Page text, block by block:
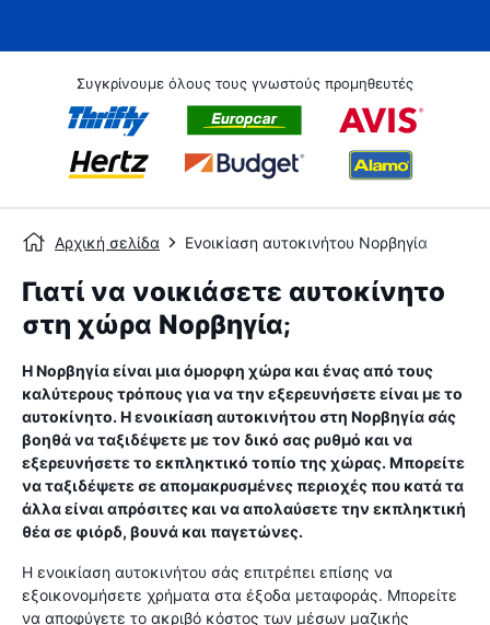
Συγκρίνουμε όλους τους γνωστούς προμηθευτές
Αρχική σελίδα Ενοικίαση αυτοκινήτου Νορβηγία
Γιατί να νοικιάσετε αυτοκίνητο
στη χώρα Νορβηγία;
Η Νορβηγία είναι μια όμορφη χώρα και ένας από τους
καλύτερους τρόπους για να την εξερευνήσετε είναι με το
αυτοκίνητο. Η ενοικίαση αυτοκινήτου στη Νορβηγία σάς
βοηθά να ταξιδέψετε με τον δικό σας ρυθμό και να
εξερευνήσετε το εκπληκτικό τοπίο της χώρας. Μπορείτε
να ταξιδέψετε σε απομακρυσμένες περιοχές που κατά τα
άλλα είναι απρόσιτες και να απολαύσετε την εκπληκτική
θέα σε φιόρδ, βουνά και παγετώνες.
Η ενοικίαση αυτοκινήτου σάς επιτρέπει επίσης να
εξοικονομήσετε χρήματα στα έξοδα μεταφοράς. Μπορείτε
να αποφύγετε το ακριβό κόστος των μέσων μαζικής